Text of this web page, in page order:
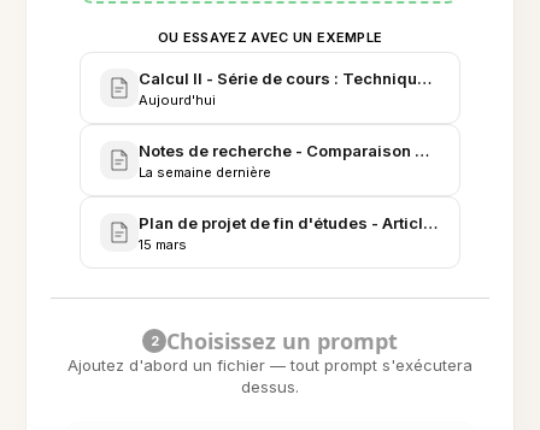
OU ESSAYEZ AVEC UN EXEMPLE
Calcul II - Série de cours : Techniques
Aujourd'hui
Notes de recherche - Comparaison des outils d'IA
La semaine dernière
Plan de projet de fin d'études - Article de
15 mars
2 Choisissez un prompt
Ajoutez d'abord un fichier — tout prompt s'exécutera
dessus.